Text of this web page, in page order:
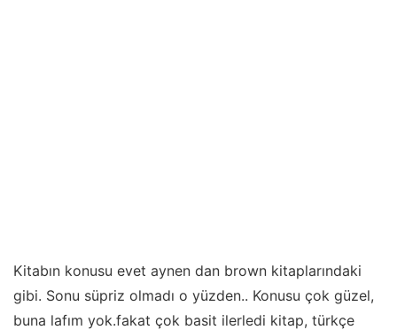
Kitabın konusu evet aynen dan brown kitaplarındaki
gibi. Sonu süpriz olmadı o yüzden.. Konusu çok güzel,
buna lafım yok.fakat çok basit ilerledi kitap, türkçe